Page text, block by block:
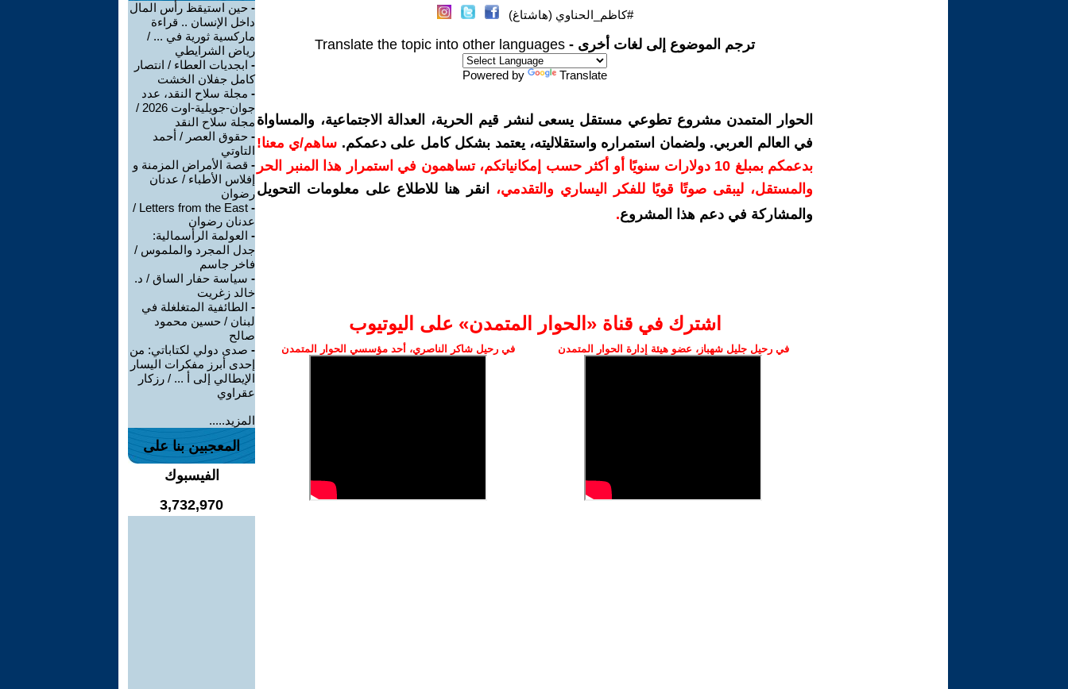
#كاظم_الحناوي (هاشتاغ)
ترجم الموضوع إلى لغات أخرى - Translate the topic into other languages
Powered by Translate
الحوار المتمدن مشروع تطوعي مستقل يسعى لنشر قيم الحرية، العدالة الاجتماعية، والمساواة
في العالم العربي. ولضمان استمراره واستقلاليته، يعتمد بشكل كامل على دعمكم. ساهم/ي معنا!
بدعمكم بمبلغ 10 دولارات سنويًا أو أكثر حسب إمكانياتكم، تساهمون في استمرار هذا المنبر الحر
والمستقل، ليبقى صوتًا قويًا للفكر اليساري والتقدمي،
انقر هنا للاطلاع على معلومات التحويل
والمشاركة في دعم هذا المشروع.
اشترك في قناة ‫«الحوار المتمدن» على اليوتيوب
في رحيل جليل شهباز، عضو هيئة إدارة الحوار المتمدن في رحيل شاكر الناصري، أحد مؤسسي الحوار المتمدن
- حين استيقظ رأس المال
داخل الإنسان .. قراءة
ماركسية ثورية في ... /
رياض الشرايطي
- ابجديات العطاء / انتصار
كامل جفلان الخشت
- مجلة سلاح النقد، عدد
جوان-جويلية-اوت 2026 /
مجلة سلاح النقد
- حقوق العصر / أحمد
التاوتي
- قصة الأمراض المزمنة و
إفلاس الأطباء / عدنان
رضوان
-
Letters from the East /
عدنان رضوان
- العولمة الرأسمالية:
جدل المجرد والملموس /
فاخر جاسم
- سياسة حفار الساق / د.
خالد زغريت
- الطائفية المتغلغلة في
لبنان / حسين محمود
صالح
- صدى دولي لكتاباتي: من
إحدى أبرز مفكرات اليسار
الإيطالي إلى أ ... / رزكار
عقراوي
المزيد.....
المعجبين بنا على
الفيسبوك
3,732,970